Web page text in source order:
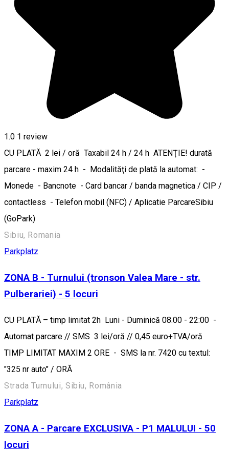
1.0 1 review
CU PLATĂ 2 lei / oră Taxabil 24 h / 24 h ATENŢIE! durată
parcare - maxim 24 h - Modalităţi de plată la automat: -
Monede - Bancnote - Card bancar / banda magnetica / CIP /
contactless - Telefon mobil (NFC) / Aplicatie ParcareSibiu
(GoPark)
Sibiu, Romania
Parkplatz
ZONA B - Turnului (tronson Valea Mare - str.
Pulberariei) - 5 locuri
CU PLATĂ – timp limitat 2h Luni - Duminică 08.00 - 22:00 -
Automat parcare // SMS 3 lei/oră // 0,45 euro+TVA/oră
TIMP LIMITAT MAXIM 2 ORE - SMS la nr. 7420 cu textul:
"325 nr auto" / ORĂ
Strada Turnului, Sibiu, România
Parkplatz
ZONA A - Parcare EXCLUSIVA - P1 MALULUI - 50
locuri